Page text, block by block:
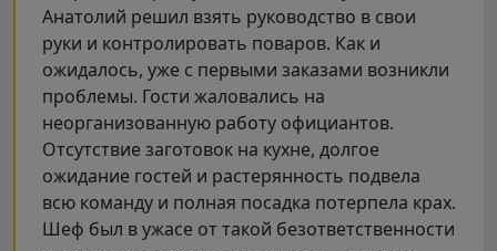
Анатолий решил взять руководство в свои
руки и контролировать поваров. Как и
ожидалось, уже с первыми заказами возникли
проблемы. Гости жаловались на
неорганизованную работу официантов.
Отсутствие заготовок на кухне, долгое
ожидание гостей и растерянность подвела
всю команду и полная посадка потерпела крах.
Шеф был в ужасе от такой безответственности